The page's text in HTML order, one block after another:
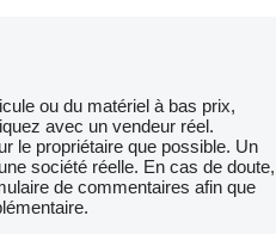
ou du matériel à bas prix,
avec un vendeur réel.
le propriétaire que possible. Un
société réelle. En cas de doute,
de commentaires afin que